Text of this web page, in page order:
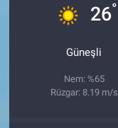
26°
Güneşli
Nem: %65
Rüzgar: 8.19 m/s